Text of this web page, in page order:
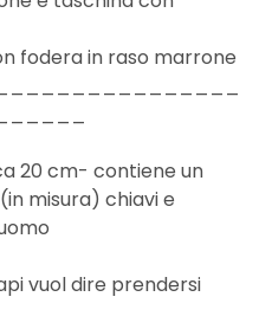
fodera in raso marrone
20 cm- contiene un
misura) chiavi e
vuol dire prendersi